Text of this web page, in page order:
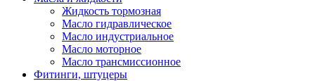
Жидкость тормозная
Масло гидравлическое
Масло индустриальное
Масло моторное
Масло трансмиссионное
Фитинги, штуцеры